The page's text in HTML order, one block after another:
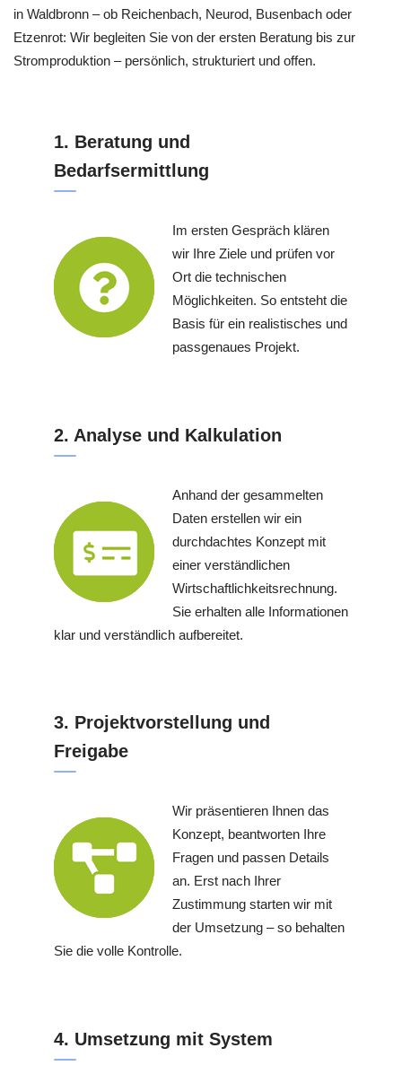
in Waldbronn – ob Reichenbach, Neurod, Busenbach oder
Etzenrot: Wir begleiten Sie von der ersten Beratung bis zur
Stromproduktion – persönlich, strukturiert und offen.
1. Beratung und
Bedarfsermittlung
Im ersten Gespräch klären
wir Ihre Ziele und prüfen vor
Ort die technischen
Möglichkeiten. So entsteht die
Basis für ein realistisches und
passgenaues Projekt.
2. Analyse und Kalkulation
Anhand der gesammelten
Daten erstellen wir ein
durchdachtes Konzept mit
einer verständlichen
Wirtschaftlichkeitsrechnung.
Sie erhalten alle Informationen
klar und verständlich aufbereitet.
3. Projektvorstellung und
Freigabe
Wir präsentieren Ihnen das
Konzept, beantworten Ihre
Fragen und passen Details
an. Erst nach Ihrer
Zustimmung starten wir mit
der Umsetzung – so behalten
Sie die volle Kontrolle.
4. Umsetzung mit System